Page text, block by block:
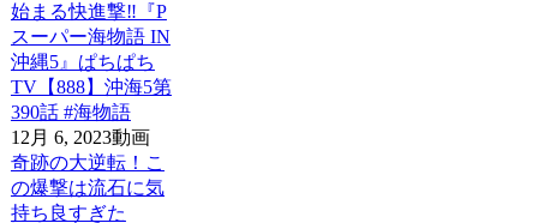
始まる快進撃‼️『P
スーパー海物語 IN
沖縄5』ぱちぱち
TV【888】沖海5第
390話 #海物語
12月 6, 2023動画
奇跡の大逆転！こ
の爆撃は流石に気
持ち良すぎた